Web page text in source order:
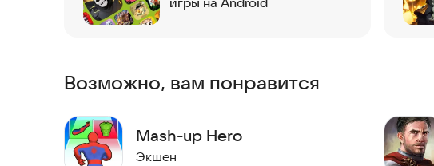
Возможно, вам понравится
Mash-up Hero
Экшен